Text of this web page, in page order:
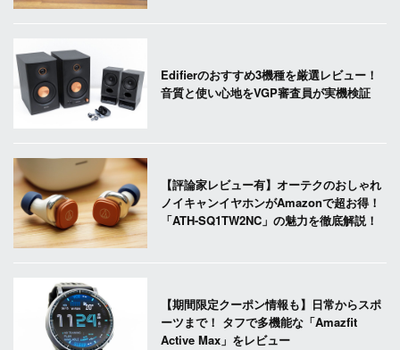
Edifierのおすすめ3機種を厳選レビュー！
音質と使い心地をVGP審査員が実機検証
【評論家レビュー有】オーテクのおしゃれ
ノイキャンイヤホンがAmazonで超お得！
「ATH-SQ1TW2NC」の魅力を徹底解説！
【期間限定クーポン情報も】日常からスポ
ーツまで！ タフで多機能な「Amazfit
Active Max」をレビュー